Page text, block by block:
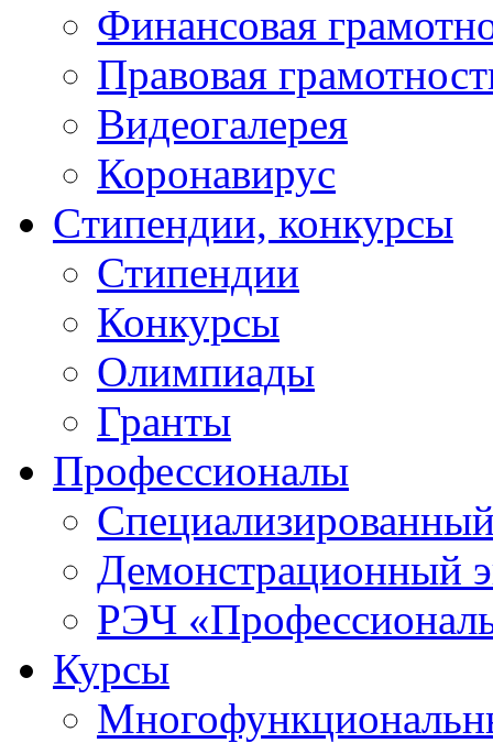
Финансовая
Правовая
Видеогалерея
Коронавирус
Cтипендии, конкурсы
Стипендии
Конкурсы
Олимпиады
Гранты
Профессионалы
Демонстрационный
РЭЧ
Курсы